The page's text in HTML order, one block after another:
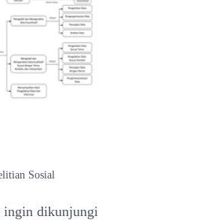
Sosial
ingin dikunjungi